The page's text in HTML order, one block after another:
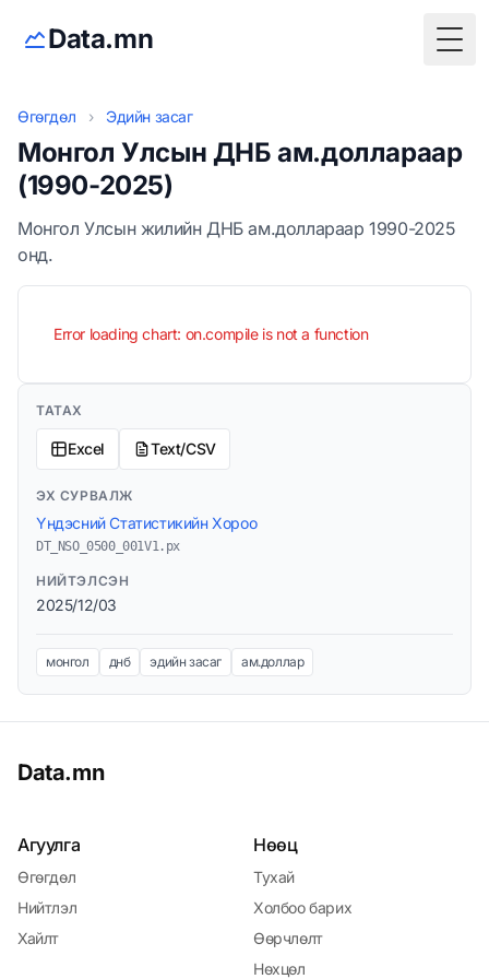
Data.mn
Өгөгдөл › Эдийн засаг
Монгол Улсын ДНБ ам.доллараар
(1990-2025)
Монгол Улсын жилийн ДНБ ам.доллараар 1990-2025
онд.
Error loading chart: on.compile is not a function
ТАТАХ
Excel Text/CSV
ЭХ СУРВАЛЖ
Үндэсний Статистикийн Хороо
DT_NSO_0500_001V1.px
НИЙТЭЛСЭН
2025/12/03
монгол днб эдийн засаг ам.доллар
Data.mn
Агуулга
Өгөгдөл
Нийтлэл
Хайлт
Нөөц
Тухай
Холбоо барих
Өөрчлөлт
Нөхцөл